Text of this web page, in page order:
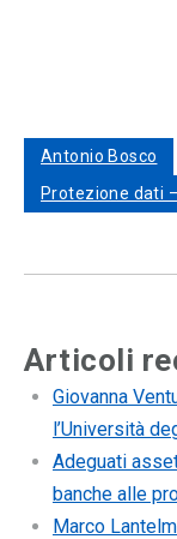
Antonio Bosco
Protezione dati
Articoli
Giovanna
l’Università
Adeguati
banche alle
Marco